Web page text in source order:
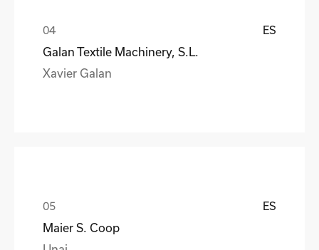
ES
Galan Textile Machinery, S.L.
Xavier Galan
ES
Maier S. Coop